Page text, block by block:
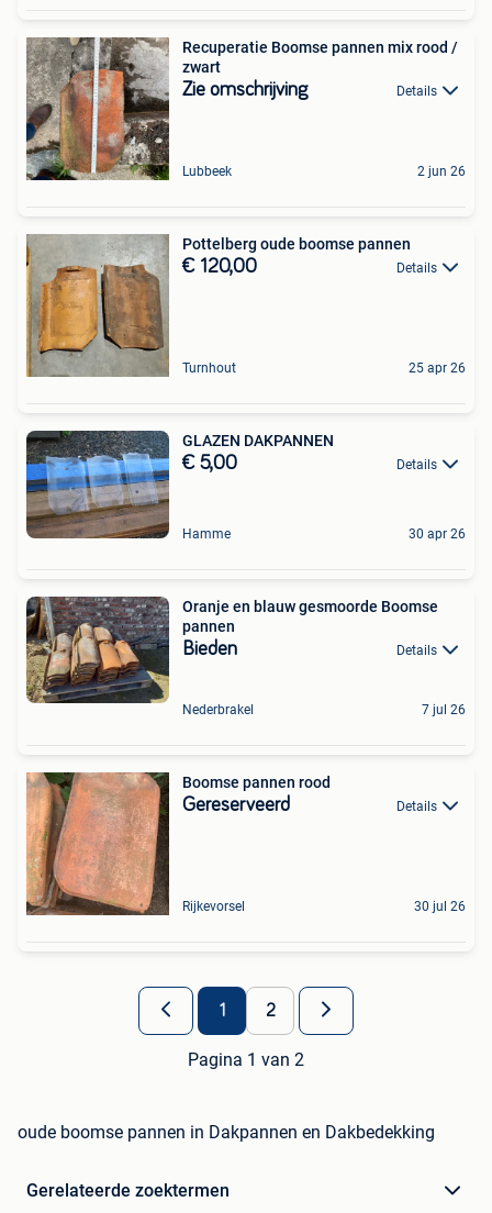
Recuperatie Boomse pannen mix rood /
zwart
Zie omschrijving Details
Lubbeek 2 jun 26
Pottelberg oude boomse pannen
€ 120,00 Details
Turnhout 25 apr 26
GLAZEN DAKPANNEN
€ 5,00 Details
Hamme 30 apr 26
Oranje en blauw gesmoorde Boomse
pannen
Bieden Details
Nederbrakel 7 jul 26
Boomse pannen rood
Gereserveerd Details
Rijkevorsel 30 jul 26
1 2
Pagina 1 van 2
oude boomse pannen in Dakpannen en Dakbedekking
Gerelateerde zoektermen